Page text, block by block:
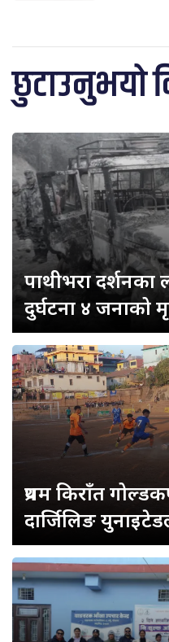
छुटाउनुभयो
पाथीभरा दर्शनका
दुर्घटना ४ जनाको
प्रथम किराँत
दार्जिलिङ